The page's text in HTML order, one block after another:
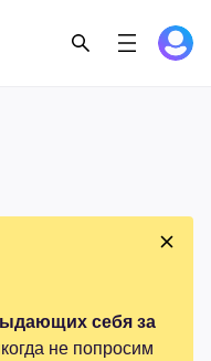
себя за
не попросим